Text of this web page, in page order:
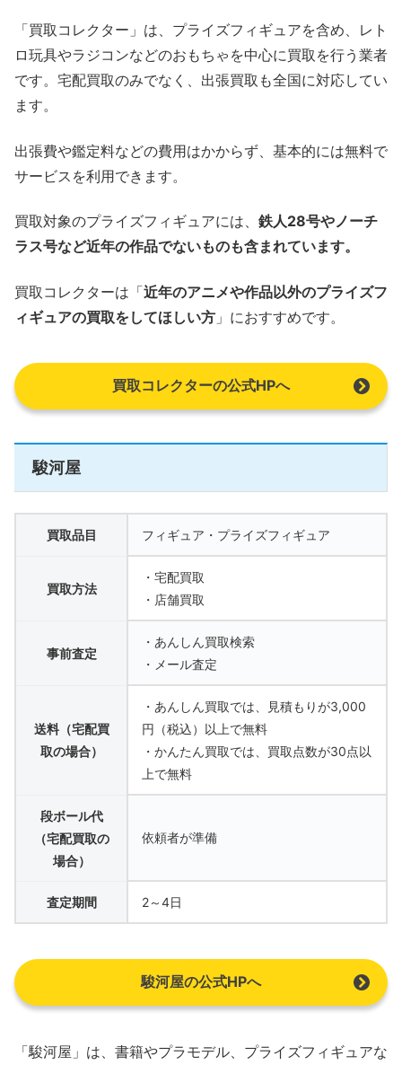
「買取コレクター」は、プライズフィギュアを含め、レト
ロ玩具やラジコンなどのおもちゃを中心に買取を行う業者
です。宅配買取のみでなく、出張買取も全国に対応してい
ます。
出張費や鑑定料などの費用はかからず、基本的には無料で
サービスを利用できます。
買取対象のプライズフィギュアには、 鉄人28号やノーチ
ラス号など近年の作品でないものも含まれています。
買取コレクターは「近年のアニメや作品以外のプライズフ
ィギュアの買取をしてほしい方 」におすすめです。
買取コレクターの公式HPへ
駿河屋
買取品目 フィギュア・プライズフィギュア
買取方法
・宅配買取
・店舗買取
事前査定
・あんしん買取検索
・メール査定
送料（宅配買
取の場合）
・あんしん買取では、見積もりが3,000
円（税込）以上で無料
・かんたん買取では、買取点数が30点以
上で無料
段ボール代
（宅配買取の
場合）
依頼者が準備
査定期間 2～4日
駿河屋の公式HPへ
「駿河屋」は、書籍やプラモデル、プライズフィギュアな